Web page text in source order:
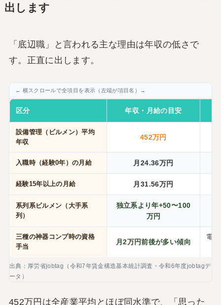
出します
「底辺職」と言われる主な理由は年収の低さで
す。正直に出します。
区分 年収・月給の目安
設備管理（ビルメン）平均
年収
452万円
入職時（経験0年）の月給 月24.36万円
経験15年以上の月給 月31.56万円
系列系ビルメン（大手系
列）
独立系より年+50〜100
万円
三種の神器コンプ時の資格
手当
月2万円前後が多い傾向
電
出典：厚労省jobtag（令和7年賃金構造基本統計調査・令和6年度jobtagデ
ータ）
452万円は全産業平均とほぼ同水準で、「思った